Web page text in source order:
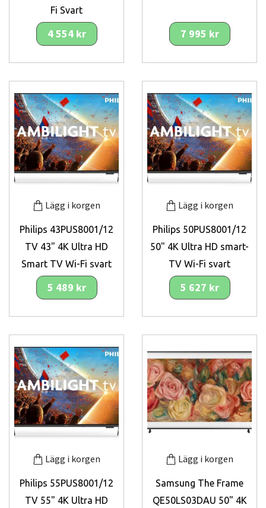
Fi Svart
4 554 kr 7 995 kr
Lägg i korgen
Philips 43PUS8001/12
TV 43" 4K Ultra HD
Smart TV Wi-Fi svart
5 489 kr
Lägg i korgen
Philips 50PUS8001/12
50" 4K Ultra HD smart-
TV Wi-Fi svart
5 627 kr
Lägg i korgen
Philips 55PUS8001/12
TV 55" 4K Ultra HD
Lägg i korgen
Samsung The Frame
QE50LS03DAU 50" 4K